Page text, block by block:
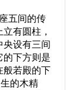
五间的传
有圆柱，
央设有三间
的下方则是
若殿的下
的木精